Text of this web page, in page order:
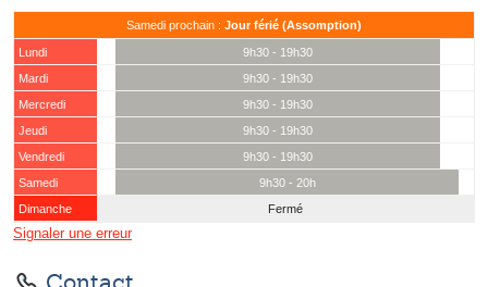
Samedi prochain : Jour férié (Assomption)
Lundi
9h30 - 19h30
Mardi
9h30 - 19h30
Mercredi
9h30 - 19h30
Jeudi
9h30 - 19h30
Vendredi
9h30 - 19h30
Samedi
9h30 - 20h
Dimanche
Fermé
Signaler une erreur